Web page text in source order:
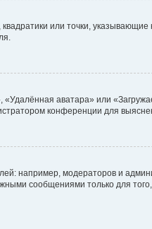
или точки,
аватара» или
конференции для
например, модераторов и
сообщениями только для